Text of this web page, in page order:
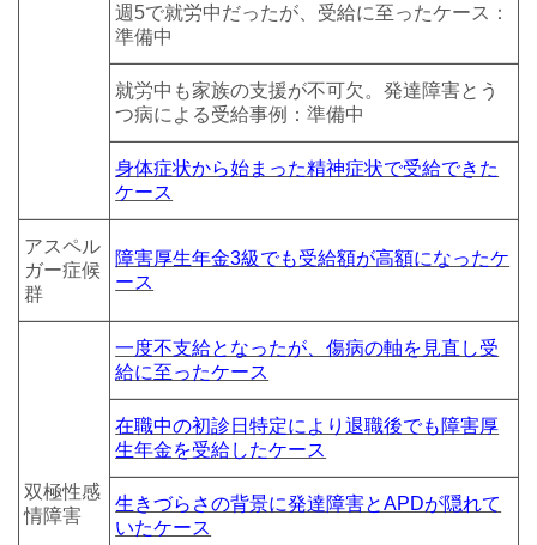
週5で就労中だったが、受給に至ったケース：
準備中
就労中も家族の支援が不可欠。発達障害とう
つ病による受給事例：準備中
身体症状から始まった精神症状で受給できた
ケース
障害厚生年金3級でも受給額が高額になったケ
ース
アスペル
ガー症候
群
双極性感
情障害
一度不支給となったが、傷病の軸を見直し受
給に至ったケース
在職中の初診日特定により退職後でも障害厚
生年金を受給したケース
生きづらさの背景に発達障害とAPDが隠れて
いたケース